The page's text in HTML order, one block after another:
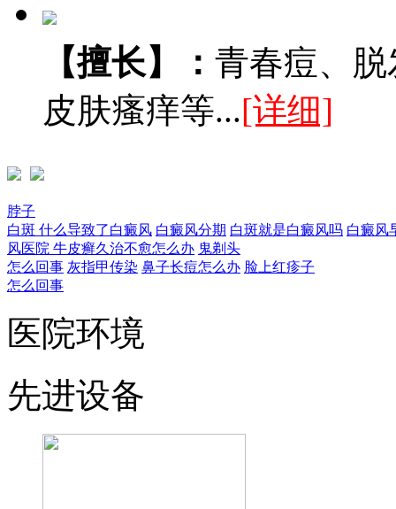
【擅长】： 青春痘、
皮肤瘙痒等...[详细]
脖子
白斑 什么导致了白癜风 白癜风分期 白斑就是白癜风吗 白癜风
风医院 牛皮癣久治不愈怎么办 鬼剃头
怎么回事 灰指甲传染 鼻子长痘怎么办 脸上红疹子
怎么回事
医院环境
先进设备